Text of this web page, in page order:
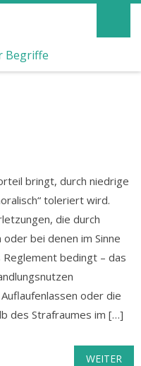
Begriffe
bringt, durch niedrige
toleriert wird.
die durch
bei denen im Sinne
bedingt – das
oder die
des Strafraumes im […]
WEITER